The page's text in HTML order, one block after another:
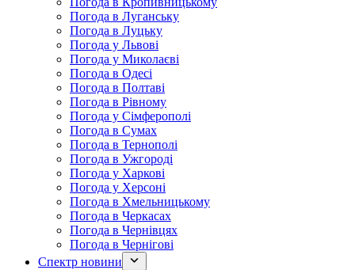
Погода в Луганську
Погода в Луцьку
Погода у Львові
Погода у Миколаєві
Погода в Одесі
Погода в Полтаві
Погода в Рівному
Погода у Сімферополі
Погода в Сумах
Погода в Тернополі
Погода в Ужгороді
Погода у Харкові
Погода у Херсоні
Погода в Хмельницькому
Погода в Черкасах
Погода в Чернівцях
Погода в Чернігові
Спектр новини